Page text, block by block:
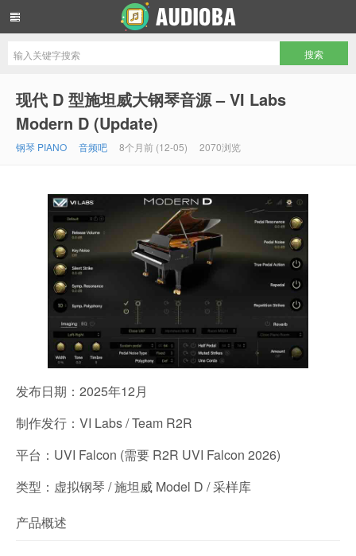
现代 D 型施坦威大钢琴音源 – VI Labs
Modern D (Update)
钢琴 PIANO 音频吧 8个月前 (12-05) 2070浏览
发布日期：2025年12月
制作发行：VI Labs / Team R2R
平台：UVI Falcon (需要 R2R UVI Falcon 2026)
类型：虚拟钢琴 / 施坦威 Model D / 采样库
产品概述